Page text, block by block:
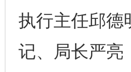
执行主任邱德
记、局长严亮